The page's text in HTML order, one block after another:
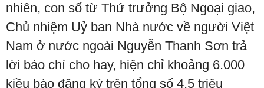
nhiên, con số từ Thứ trưởng Bộ Ngoại giao,
Chủ nhiệm Uỷ ban Nhà nước về người Việt
Nam ở nước ngoài Nguyễn Thanh Sơn trả
lời báo chí cho hay, hiện chỉ khoảng 6.000
kiều bào đăng ký trên tổng số 4,5 triệu